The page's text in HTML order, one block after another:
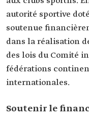
autorité sportive
soutenue
dans la réalisation
des lois du Comité
fédérations
internationales.
Soutenir le